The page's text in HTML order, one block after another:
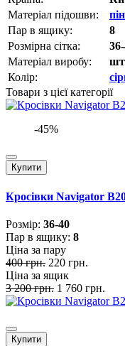
Матеріал підошви:
Пар в ящику:
8
Розмірна сітка:
Матеріал виробу:
Колір:
Товари з цієї категорії
-45%
Купити
Кросівки Navigator
Розмiр: 36-40
Пар в ящику: 8
Ціна за пару
400 грн. 220 грн.
Ціна за ящик
3 200 грн. 1 760 грн.
Купити